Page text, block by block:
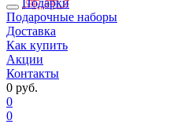
Подарки
Подарочные наборы
Доставка
Как купить
Акции
Контакты
0 руб.
0
0